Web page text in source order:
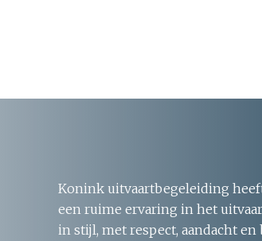
Konink uitvaartbegeleiding
een ruime ervaring in het
in stijl, met respect, aandacht